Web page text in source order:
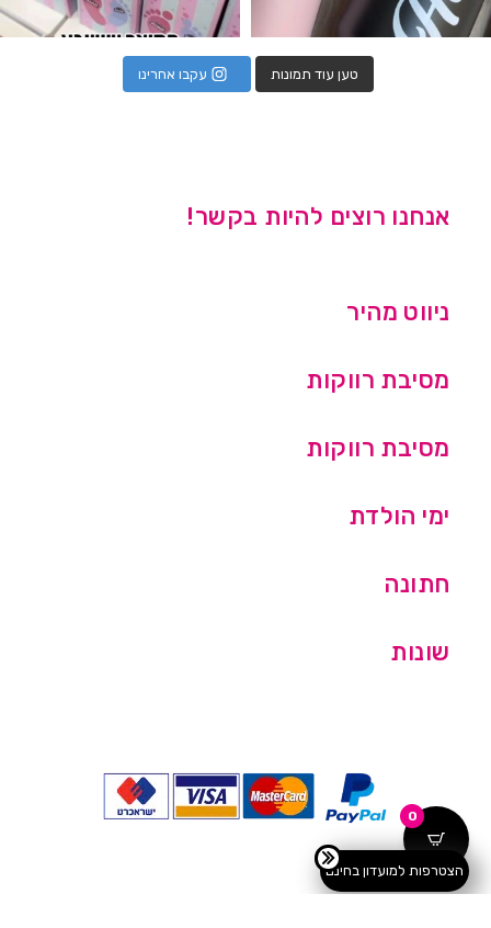
טען עוד תמונות עקבו אחרינו
אנחנו רוצים להיות בקשר!
ניווט מהיר
מסיבת רווקות
מסיבת רווקות
ימי הולדת
חתונה
שונות
0
הצטרפות למועדון בחינם